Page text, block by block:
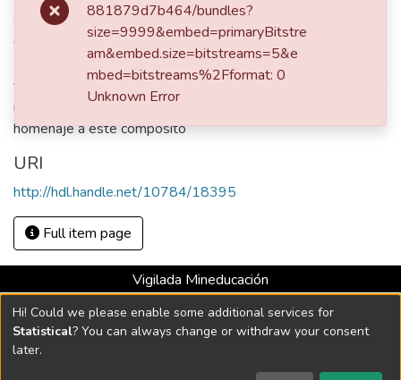
Abstract
Comentario con motivo del cumpleaños No. 88 de Guillermo
Uribe Holguín, quién estudió en la Schola Cantorum de París
y regresó a Bogotá en 1925 donde creó el conservatorio de
música y la orquesta sinfónica nacional. El programa -
homenaje a éste composito
URI
http://hdl.handle.net/10784/18395
Full item page
Vigilada Mineducación
Universidad con Acreditación Institucional hasta 2026 -
Resolución MEN 2158 de 2018
881879d7b464/bundles?
size=9999&embed=primaryBitstre
am&embed.size=bitstreams=5&e
mbed=bitstreams%2Fformat: 0
Unknown Error
Hi! Could we please enable some additional services for
Statistical? You can always change or withdraw your consent
later.